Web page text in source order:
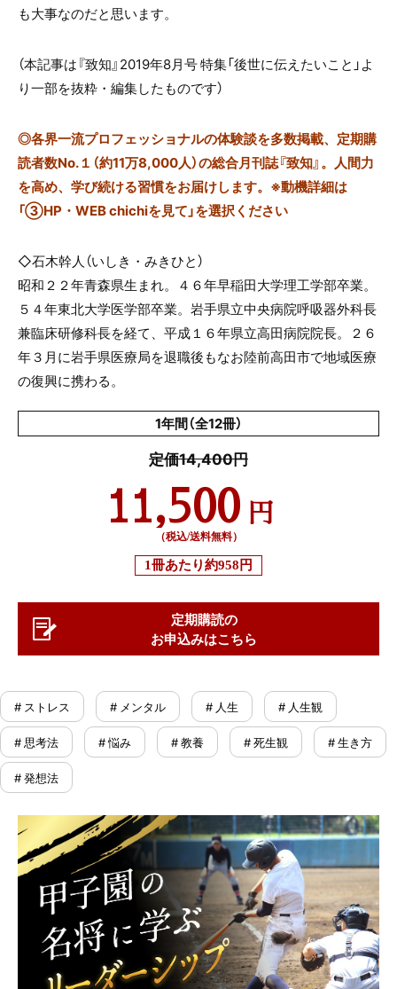
も大事なのだと思います。
（本記事は『致知』2019年8月号 特集「後世に伝えたいこと」よ
り一部を抜粋・編集したものです）
◎各界一流プロフェッショナルの体験談を多数掲載、定期購
読者数No.１（約11万8,000人）の総合月刊誌『致知』。人間力
を高め、学び続ける習慣をお届けします。※動機詳細は
「③HP・WEB chichiを見て」を選択ください
◇石木幹人（いしき・みきひと）
昭和２２年青森県生まれ。４６年早稲田大学理工学部卒業。
５４年東北大学医学部卒業。岩手県立中央病院呼吸器外科長
兼臨床研修科長を経て、平成１６年県立高田病院院長。２６
年３月に岩手県医療局を退職後もなお陸前高田市で地域医療
の復興に携わる。
1年間（全12冊）
定価14,400円
11,500 円
（税込/送料無料）
1冊あたり約958円
定期購読の
お申込みはこちら
# ストレス # メンタル # 人生 # 人生観
# 思考法 # 悩み # 教養 # 死生観 # 生き方
# 発想法